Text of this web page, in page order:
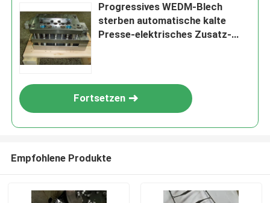
Progressives WEDM-Blech
sterben automatische kalte
Presse-elektrisches Zusatz-
Fortsetzen
Empfohlene Produkte